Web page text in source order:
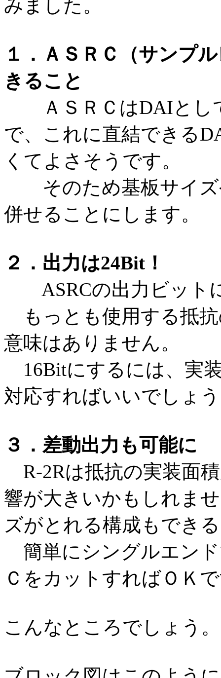
みました。
１．ＡＳＲＣ（サンプ
きること
ＡＳＲＣはDAIとし
で、これに直結できる
くてよさそうです。
そのため基板サイズ
併せることにします。
２．出力は24Bit！
ASRCの出力ビット
もっとも使用する抵
意味はありません。
16Bitにするには、実
対応すればいいでしょ
３．差動出力も可能に
R-2Rは抵抗の実装面
響が大きいかもしれま
ズがとれる構成もでき
簡単にシングルエン
ＣをカットすればＯＫ
こんなところでしょう。